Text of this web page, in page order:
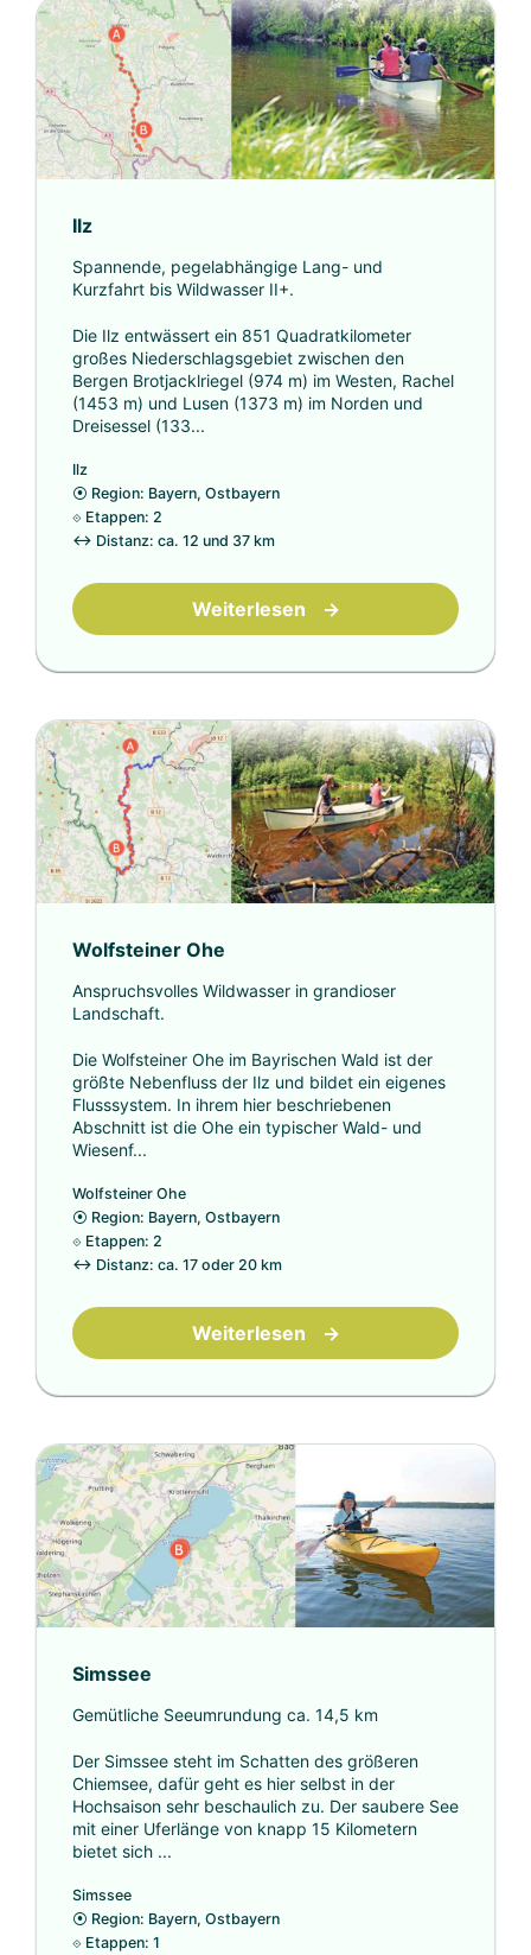
Ilz
Spannende, pegelabhängige Lang- und
Kurzfahrt bis Wildwasser II+.
Die Ilz entwässert ein 851 Quadratkilometer
großes Niederschlagsgebiet zwischen den
Bergen Brotjacklriegel (974 m) im Westen, Rachel
(1453 m) und Lusen (1373 m) im Norden und
Dreisessel (133...
Ilz
⦿ Region: Bayern, Ostbayern
⟐ Etappen: 2
↔ Distanz: ca. 12 und 37 km
Weiterlesen →
Wolfsteiner Ohe
Anspruchsvolles Wildwasser in grandioser
Landschaft.
Die Wolfsteiner Ohe im Bayrischen Wald ist der
größte Nebenfluss der Ilz und bildet ein eigenes
Flusssystem. In ihrem hier beschriebenen
Abschnitt ist die Ohe ein typischer Wald- und
Wiesenf...
Wolfsteiner Ohe
⦿ Region: Bayern, Ostbayern
⟐ Etappen: 2
↔ Distanz: ca. 17 oder 20 km
Weiterlesen →
Simssee
Gemütliche Seeumrundung ca. 14,5 km
Der Simssee steht im Schatten des größeren
Chiemsee, dafür geht es hier selbst in der
Hochsaison sehr beschaulich zu. Der saubere See
mit einer Uferlänge von knapp 15 Kilometern
bietet sich ...
Simssee
⦿ Region: Bayern, Ostbayern
⟐ Etappen: 1